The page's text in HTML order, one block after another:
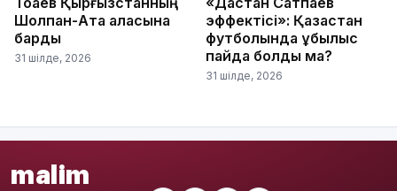
Шолпан-Ата қаласына
барды
31 шілде, 2026
эффектісі»: Қазақстан
футболында құбылыс
пайда болды ма?
31 шілде, 2026
malim